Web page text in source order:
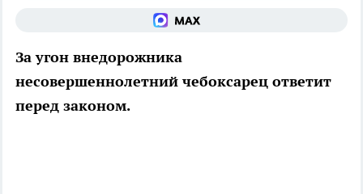
За угон внедорожника
несовершеннолетний чебоксарец ответит
перед законом.